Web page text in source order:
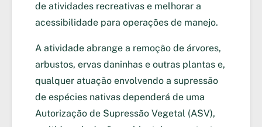
de atividades recreativas e melhorar a
acessibilidade para operações de manejo.
A atividade abrange a remoção de árvores,
arbustos, ervas daninhas e outras plantas e,
qualquer atuação envolvendo a supressão
de espécies nativas dependerá de uma
Autorização de Supressão Vegetal (ASV),